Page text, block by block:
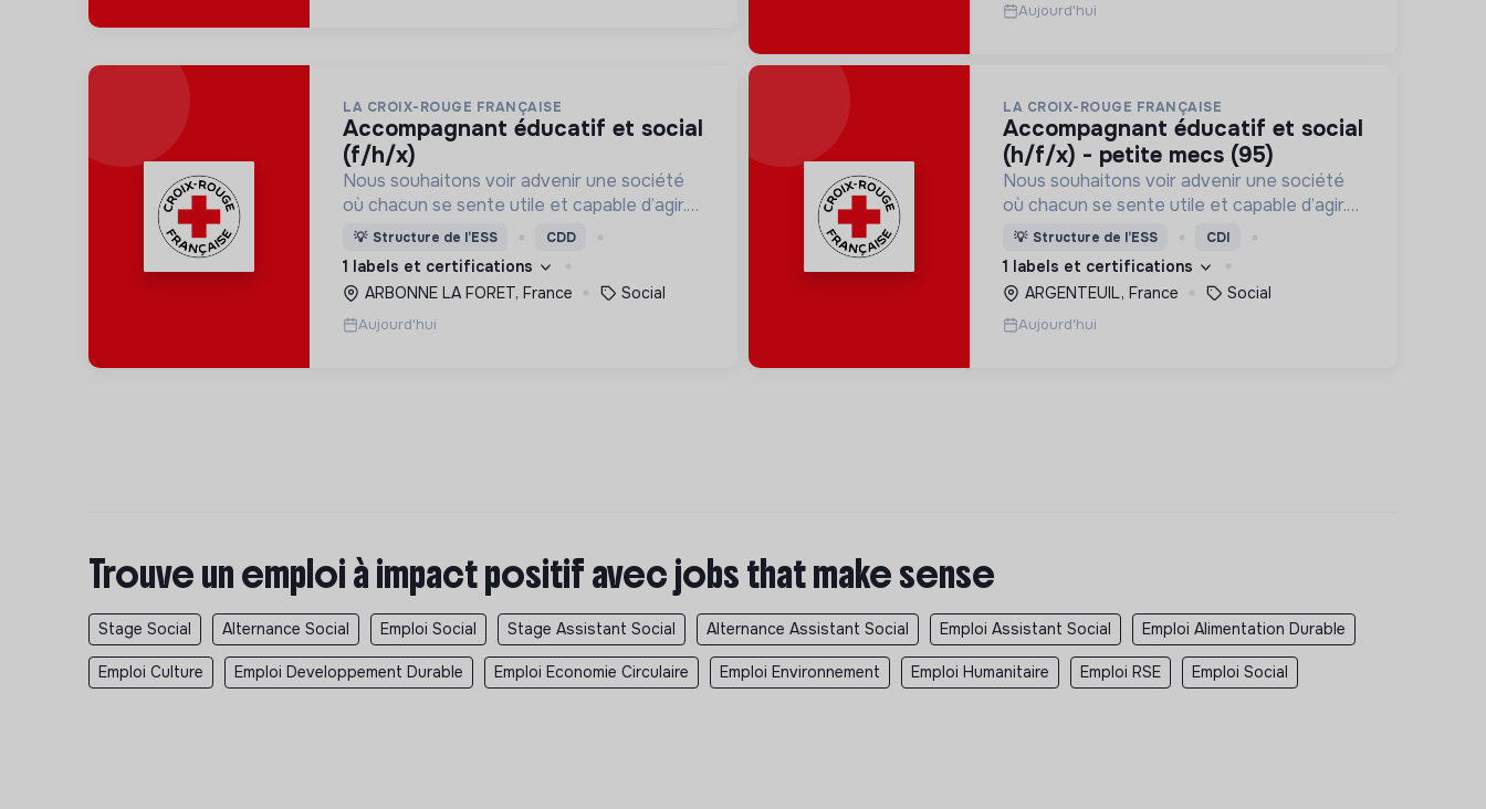
Aujourd'hui
LA CROIX-ROUGE FRANÇAISE
accompagnant éducatif et social
(f/h/x)
Nous souhaitons voir advenir une société
où chacun se sente utile et capable d’agir.
Pour cela, nous proposons des moyens et
des lieux d’engagement innovants et
adaptés à tous.
💡 Structure de l’ESS CDD
1 labels et certifications
ARBONNE LA FORET, France
Social
Aujourd'hui
LA CROIX-ROUGE FRANÇAISE
accompagnant éducatif et social
(h/f/x) - petite mecs (95)
Nous souhaitons voir advenir une société
où chacun se sente utile et capable d’agir.
Pour cela, nous proposons des moyens et
des lieux d’engagement innovants et
adaptés à tous.
💡 Structure de l’ESS CDI
1 labels et certifications
ARGENTEUIL, France
Social
Aujourd'hui
Trouve un emploi à impact positif avec jobs that make sense
Stage Social Alternance Social Emploi Social Stage Assistant Social Alternance Assistant Social Emploi Assistant Social Emploi Alimentation Durable
Emploi Culture Emploi Developpement Durable Emploi Economie Circulaire Emploi Environnement Emploi Humanitaire Emploi RSE Emploi Social